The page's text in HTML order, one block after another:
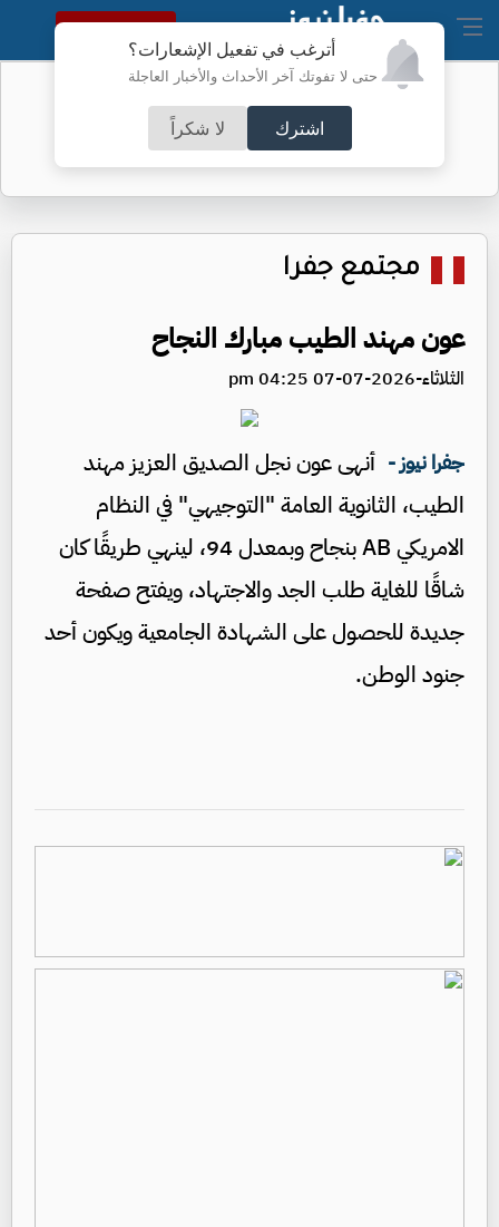
أترغب في تفعيل الإشعارات؟
حتى لا تفوتك آخر الأحداث والأخبار العاجلة
اشترك لا شكراً
النسخة الكاملة
المستقبل
مجتمع جفرا
عون مهند الطيب مبارك النجاح
الثلاثاء-2026-07-07 04:25 pm
جفرا نيوز - أنهى عون نجل الصديق العزيز مهند
الطيب، الثانوية العامة "التوجيهي" في النظام
الامريكي AB بنجاح وبمعدل 94، لينهي طريقًا كان
شاقًا للغاية طلب الجد والاجتهاد، ويفتح صفحة
جديدة للحصول على الشهادة الجامعية ويكون أحد
جنود الوطن.